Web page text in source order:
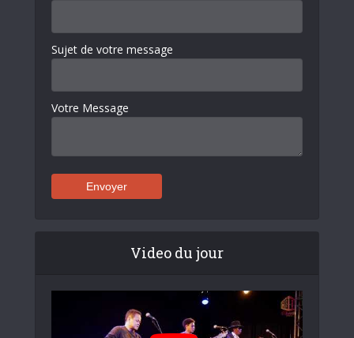
Sujet de votre message
Votre Message
Video du jour